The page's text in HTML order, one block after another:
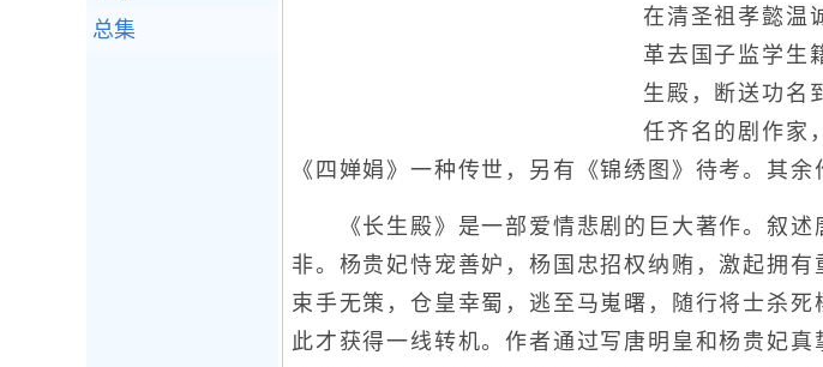
在清圣祖孝懿温
革去国子监学生
生殿，断送功名
任齐名的剧作家
《四婵娟》一种传世，另有《锦绣图》待考。其
《长生殿》是一部爱情悲剧的巨大著作。叙述
非。杨贵妃恃宠善妒，杨国忠招权纳贿，激起拥
束手无策，仓皇幸蜀，逃至马嵬曙，随行将士杀
此才获得一线转机。作者通过写唐明皇和杨贵妃
总集